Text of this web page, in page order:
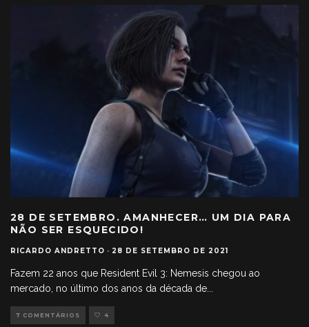
28 DE SETEMBRO. AMANHECER… UM DIA PARA
NÃO SER ESQUECIDO!
RICARDO ANDRETTO · 28 DE SETEMBRO DE 2021
Fazem 22 anos que Resident Evil 3: Nemesis chegou ao
mercado, no último dos anos da década de
7 COMENTÁRIOS 4